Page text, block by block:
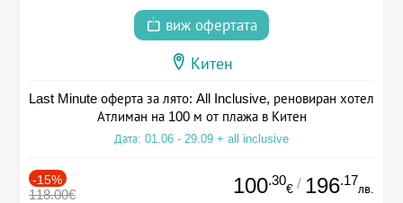
виж офертата
Китен
Last Minute оферта за лято: All Inclusive, реновиран хотел
Атлиман на 100 м от плажа в Китен
Дата: 01.06 - 29.09 + all inclusive
-15%
118.00€ 100.30
€ / 196.17
лв.